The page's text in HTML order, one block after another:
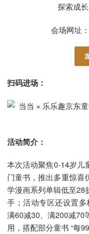
探索成
会场网址
扫码进场：
活动简介：
本次活动聚焦0-14岁儿
门童书，推出多重惊喜
学漫画系列单辑低至28
手；活动专区还设置多
满60减30、满200减70
用，搭配部分童书 “每